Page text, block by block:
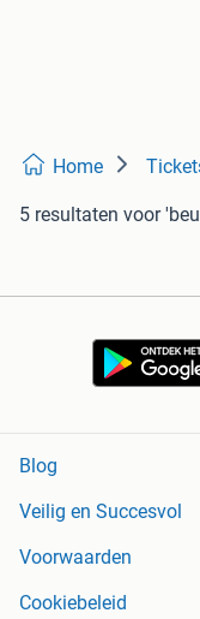
Home
5 resultaten voor
Blog
Veilig en Succesvol
Voorwaarden
Cookiebeleid